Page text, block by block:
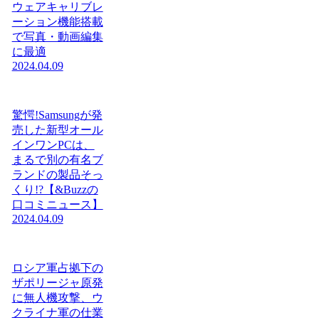
ウェアキャリブレ
ーション機能搭載
で写真・動画編集
に最適
2024.04.09
驚愕!Samsungが発
売した新型オール
インワンPCは、
まるで別の有名ブ
ランドの製品そっ
くり!?【&Buzzの
口コミニュース】
2024.04.09
ロシア軍占拠下の
ザポリージャ原発
に無人機攻撃、ウ
クライナ軍の仕業